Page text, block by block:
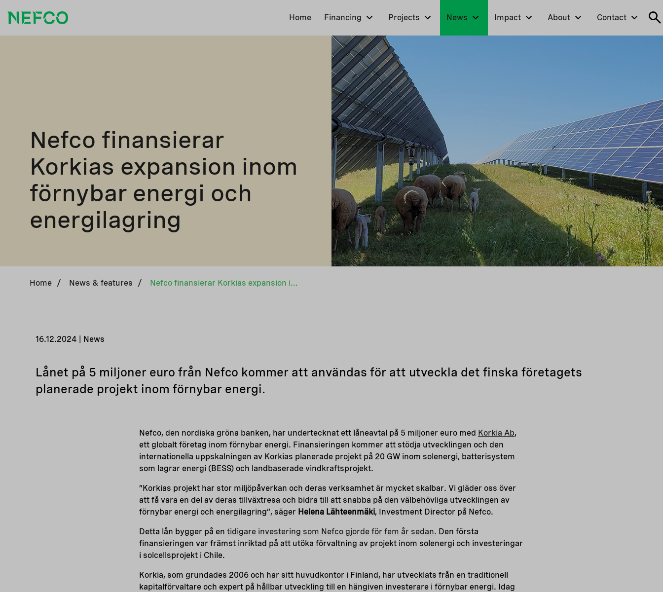
Home Financing Projects News Impact About Contact
Nefco finansierar
Korkias expansion inom
förnybar energi och
energilagring
Home / News & features / Nefco finansierar Korkias expansion inom förnybar energi och energilagring
16.12.2024 | News
Lånet på 5 miljoner euro från Nefco kommer att användas för att utveckla det finska företagets
planerade projekt inom förnybar energi.
Nefco, den nordiska gröna banken, har undertecknat ett låneavtal på 5 miljoner euro med Korkia Ab,
ett globalt företag inom förnybar energi. Finansieringen kommer att stödja utvecklingen och den
internationella uppskalningen av Korkias planerade projekt på 20 GW inom solenergi, batterisystem
som lagrar energi (BESS) och landbaserade vindkraftsprojekt.
”Korkias projekt har stor miljöpåverkan och deras verksamhet är mycket skalbar. Vi gläder oss över
att få vara en del av deras tillväxtresa och bidra till att snabba på den välbehövliga utvecklingen av
förnybar energi och energilagring”, säger Helena Lähteenmäki, Investment Director på Nefco.
Detta lån bygger på en tidigare investering som Nefco gjorde för fem år sedan. Den första
finansieringen var främst inriktad på att utöka förvaltning av projekt inom solenergi och investeringar
i solcellsprojekt i Chile.
Korkia, som grundades 2006 och har sitt huvudkontor i Finland, har utvecklats från en traditionell
kapitalförvaltare och expert på hållbar utveckling till en hängiven investerare i förnybar energi. Idag